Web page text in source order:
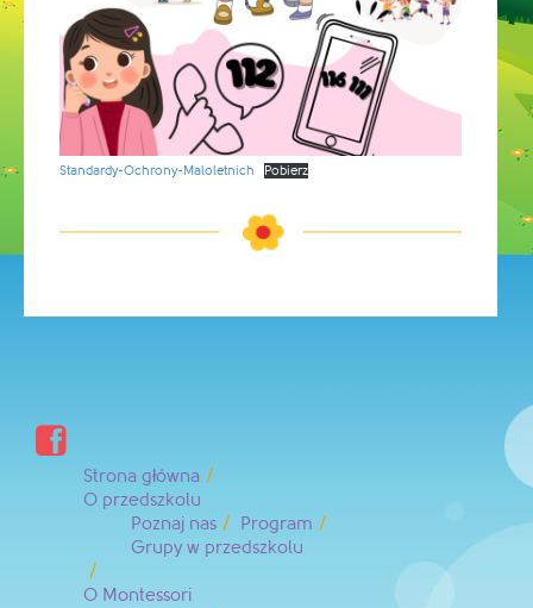
Standardy-Ochrony-Maloletnich Pobierz

Strona główna
O przedszkolu
Poznaj nas
Program
Grupy w przedszkolu
O Montessori